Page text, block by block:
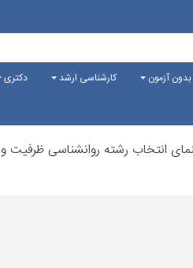
آزمون کارشناسی ارشد
دکتری
انتخاب رشته روانشناسی ظرفیت